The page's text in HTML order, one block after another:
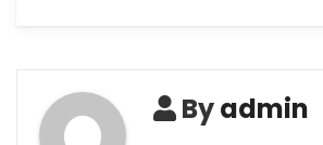
Byadmin